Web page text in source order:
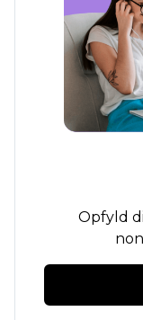
Opfyld